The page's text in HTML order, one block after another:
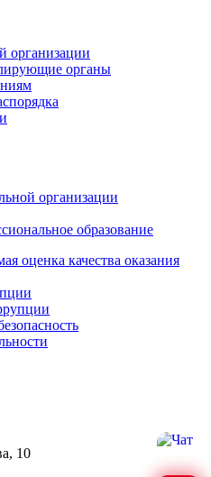
организации
органы
организации
образование
оценка качества оказания
10